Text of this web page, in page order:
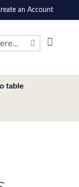
an Account
table